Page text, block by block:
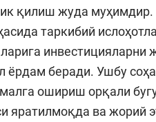
қилиш жуда
таркибий
ёрдам беради. Ушбу
ошириш орқали
яратилмоқда ва жорий